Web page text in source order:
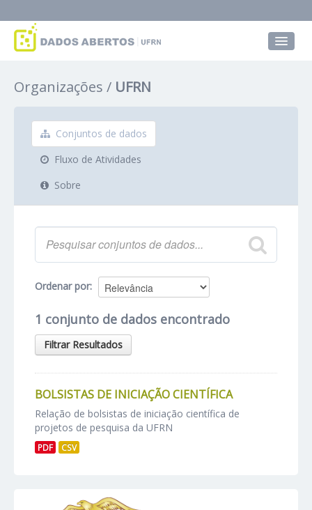
Grupos
Sobre
Organizações UFRN
Conjuntos de dados
Fluxo de Atividades
Sobre
Ordenar por
1 conjunto de dados encontrado
Filtrar Resultados
BOLSISTAS DE INICIAÇÃO CIENTÍFICA
Relação de bolsistas de iniciação científica de
projetos de pesquisa da UFRN
PDF CSV